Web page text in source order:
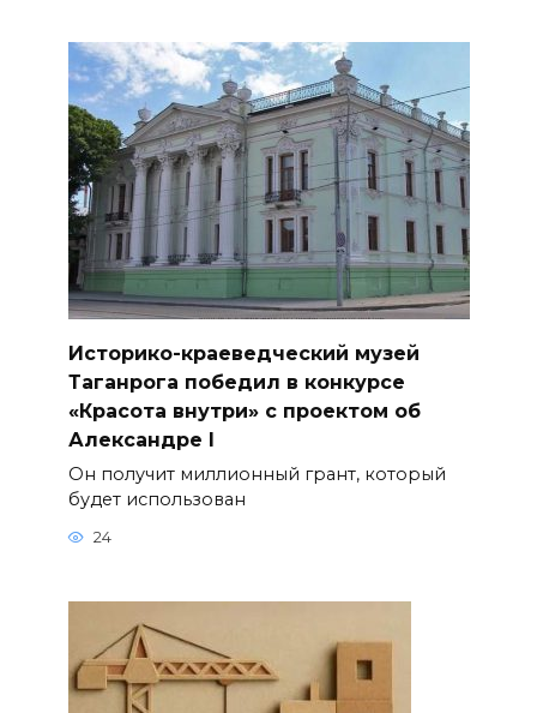
Историко-краеведческий музей
Таганрога победил в конкурсе
«Красота внутри» с проектом об
Александре I
Он получит миллионный грант, который
будет использован
24